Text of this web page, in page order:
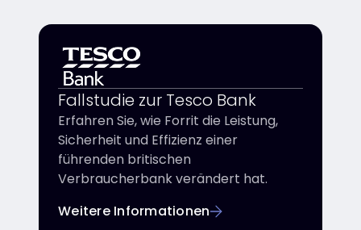
eine verbesserte Personal- und
Kosteneffizienz, während die
Patienten von einer höheren
Servicequalität durch ihren Hausarzt
vor Ort profitieren.
Fallstudie zur Tesco Bank
Erfahren Sie, wie Forrit die Leistung,
Sicherheit und Effizienz einer
führenden britischen
Verbraucherbank verändert hat.
Weitere Informationen